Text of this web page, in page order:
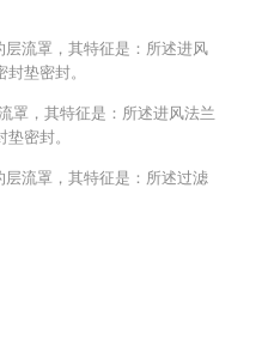
层流罩，其特征是：所述进风
垫密封。
罩，其特征是：所述进风法兰
密封。
流罩，其特征是：所述过滤